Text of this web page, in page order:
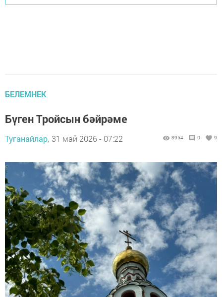
БЕЛЕМНЕК
Бүген Тройсын бәйрәме
Туганайлар, 31 май 2026 - 07:22 3954 0 9